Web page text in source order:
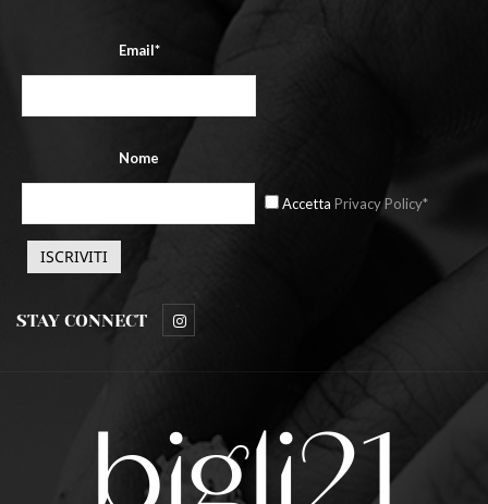
Email*
Nome
Accetta Privacy Policy*
STAY CONNECT